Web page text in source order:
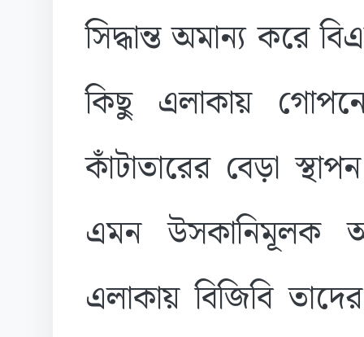
সিদ্ধান্ত অমান্য করে
কিছু এলাকায়
কাঁটাতারের বেড়া
এমন উসকানিমূলক
এলাকায় বিজিবি